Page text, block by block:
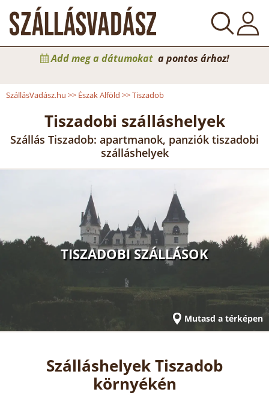
Add meg a dátumokat a pontos árhoz!
SzállásVadász.hu >> Észak Alföld >>Tiszadob
Tiszadobi szálláshelyek
Szállás Tiszadob: apartmanok, panziók tiszadobi
szálláshelyek
TISZADOBI SZÁLLÁSOK
Mutasd a térképen
Szálláshelyek Tiszadob
környékén